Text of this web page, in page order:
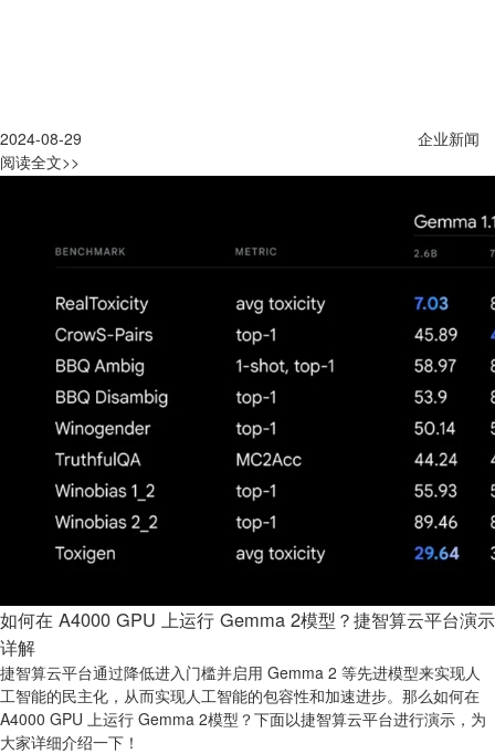
2024-08-29
企业新闻
阅读全文>>
如何在 A4000 GPU 上运行 Gemma 2模型？捷智算云平台演示
详解
捷智算云平台通过降低进入门槛并启用 Gemma 2 等先进模型来实现人
工智能的民主化，从而实现人工智能的包容性和加速进步。那么如何在
A4000 GPU 上运行 Gemma 2模型？下面以捷智算云平台进行演示，为
大家详细介绍一下！